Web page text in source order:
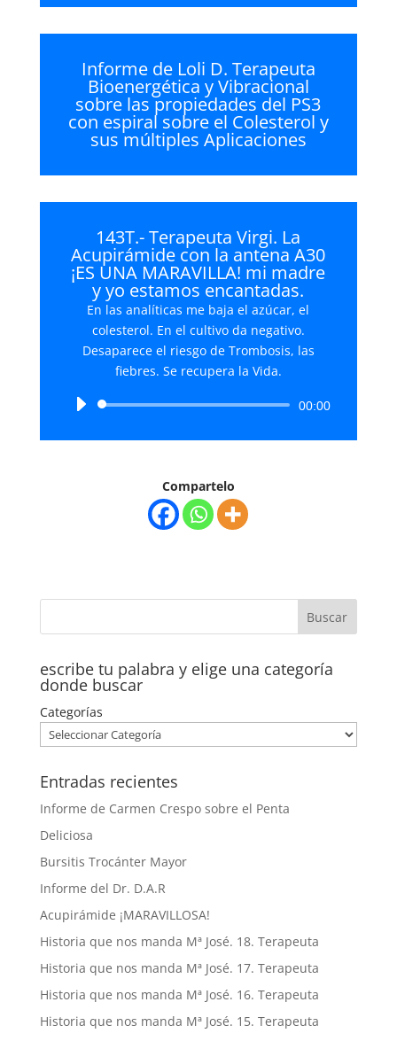
audio
Informe de Loli D. Terapeuta
Bioenergética y Vibracional
sobre las propiedades del PS3
con espiral sobre el Colesterol y
sus múltiples Aplicaciones
143T.- Terapeuta Virgi. La
Acupirámide con la antena A30
¡ES UNA MARAVILLA! mi madre
y yo estamos encantadas.
En las analíticas me baja el azúcar, el
colesterol. En el cultivo da negativo.
Desaparece el riesgo de Trombosis, las
fiebres. Se recupera la Vida.
Reproductor
audio
00:00
Compartelo
escribe tu palabra y elige una categoría
donde buscar
Categorías
Entradas recientes
Informe de Carmen Crespo sobre el Penta
Deliciosa
Bursitis Trocánter Mayor
Informe del Dr. D.A.R
Acupirámide ¡MARAVILLOSA!
Historia que nos manda Mª José. 18. Terapeuta
Historia que nos manda Mª José. 17. Terapeuta
Historia que nos manda Mª José. 16. Terapeuta
Historia que nos manda Mª José. 15. Terapeuta